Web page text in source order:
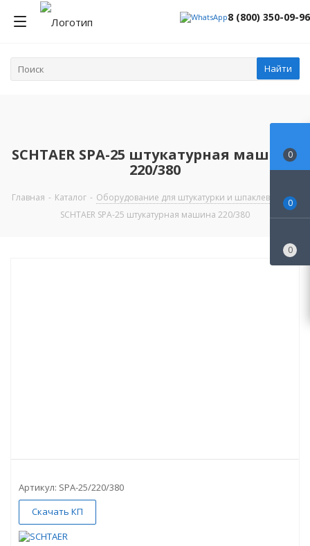
8 (800) 350-09-96
Найти
SCHTAER SPA-25 штукатурная машина
220/380
Главная - Каталог - Оборудование для штукатурки и шпаклевки
-
SCHTAER SPA-25 штукатурная машина 220/380
Артикул: SPA-25/220/380
Скачать КП
0
0
0